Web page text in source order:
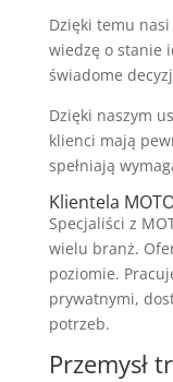
Dzięki temu
wiedzę o stanie
świadome
Dzięki naszym
klienci mają
spełniają
Klientela
Specjaliści z
wielu branż.
poziomie.
prywatnymi,
potrzeb.
Przemysł